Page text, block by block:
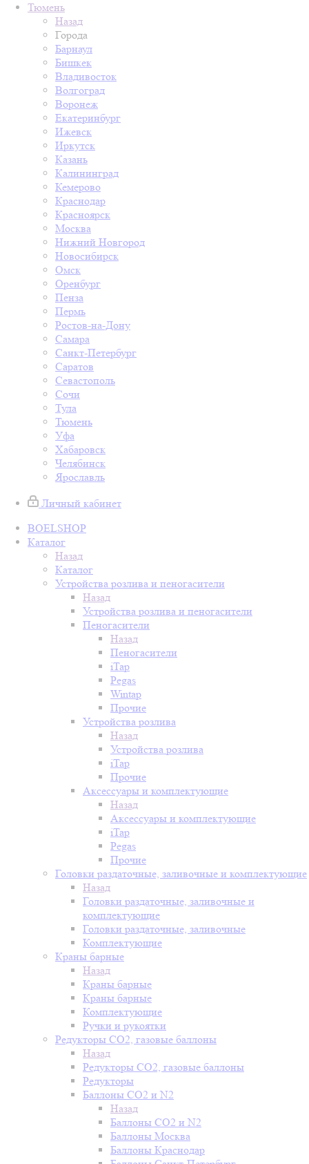
Тюмень
Назад
Города
Барнаул
Бишкек
Владивосток
Волгоград
Воронеж
Екатеринбург
Ижевск
Иркутск
Казань
Калининград
Кемерово
Краснодар
Красноярск
Москва
Нижний Новгород
Новосибирск
Омск
Оренбург
Пенза
Пермь
Ростов-на-Дону
Самара
Санкт-Петербург
Саратов
Севастополь
Сочи
Тула
Тюмень
Уфа
Хабаровск
Челябинск
Ярославль
Личный кабинет
BOELSHOP
Каталог
Назад
Каталог
Устройства розлива и пеногасители
Назад
Устройства розлива и пеногасители
Пеногасители
Назад
Пеногасители
iTap
Pegas
Wintap
Прочие
Устройства розлива
Назад
Устройства розлива
iTap
Прочие
Аксессуары и комплектующие
Назад
Аксессуары и комплектующие
iTap
Pegas
Прочие
Головки раздаточные, заливочные и комплектующие
Назад
Головки раздаточные, заливочные и
комплектующие
Головки раздаточные, заливочные
Комплектующие
Краны барные
Назад
Краны барные
Краны барные
Комплектующие
Ручки и рукоятки
Редукторы СО2, газовые баллоны
Назад
Редукторы СО2, газовые баллоны
Редукторы
Баллоны СО2 и N2
Назад
Баллоны СО2 и N2
Баллоны Москва
Баллоны Краснодар